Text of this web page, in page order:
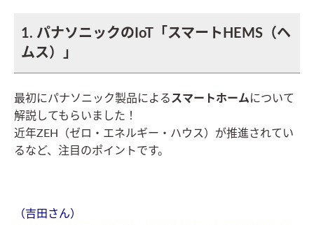
1. パナソニックのIoT「スマートHEMS（ヘ
ムス）」
最初にパナソニック製品によるスマートホームについて
解説してもらいました！
近年ZEH（ゼロ・エネルギー・ハウス）が推進されてい
るなど、注目のポイントです。
（吉田さん）